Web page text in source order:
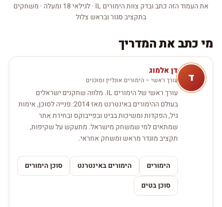
את העמוד הזה כתב ובדק צוות הימורים IL · לגילאי 18 ומעלה · משחקים
בתקציב סגור ובראש צלול
מי כתב את המדריך
ד דן אלמוג
עורך ראשי – הימורים אונליין וסוכנים
עורך ראשי של הימורים IL. מלווה שחקנים ישראלים
בעולם ההימורים באינטרנט מאז 2014: פנייה לסוכן, אימות
גיל, הפקדות ומשיכות בביט ובפייבוקס ובחירת אתר
שמתאים למי שמשחק מישראל. מתעקש על שקיפות,
תקציב מוגדר מראש ומשחק אחראי.
הימורים הימורים באינטרנט
סוכן הימורים
סוכן בטים